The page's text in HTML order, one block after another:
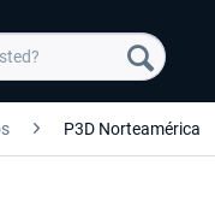
P3D Norteamérica